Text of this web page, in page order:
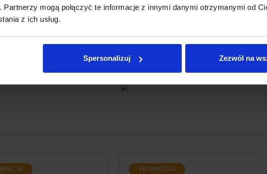
mogą połączyć te informacje z innymi danymi otrzymanymi od
z ich usług.
Spersonalizuj Zezwól na
z miąższem czy bez! Aby
korzystając z kratki filtrującej
spożywczych wewnątrz
PROMOCJA